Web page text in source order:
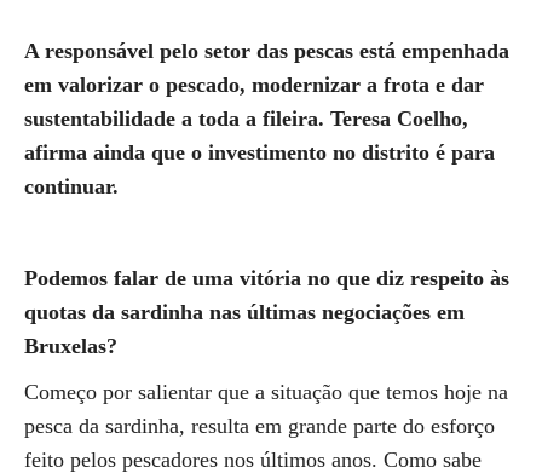
A responsável pelo setor das pescas está empenhada
em valorizar o pescado, modernizar a frota e dar
sustentabilidade a toda a fileira. Teresa Coelho,
afirma ainda que o investimento no distrito é para
continuar.
Podemos falar de uma vitória no que diz respeito às
quotas da sardinha nas últimas negociações em
Bruxelas?
Começo por salientar que a situação que temos hoje na
pesca da sardinha, resulta em grande parte do esforço
feito pelos pescadores nos últimos anos. Como sabe